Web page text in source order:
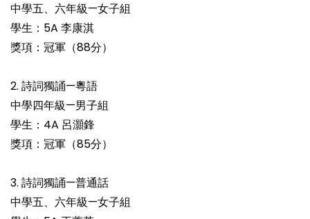
中學五、六年級—女子組
學生：5A 李康淇
獎項：冠軍（88分）
2. 詩詞獨誦—粵語
中學四年級—男子組
學生：4A 呂灝鋒
獎項：冠軍（85分）
3. 詩詞獨誦—普通話
中學五、六年級—女子組